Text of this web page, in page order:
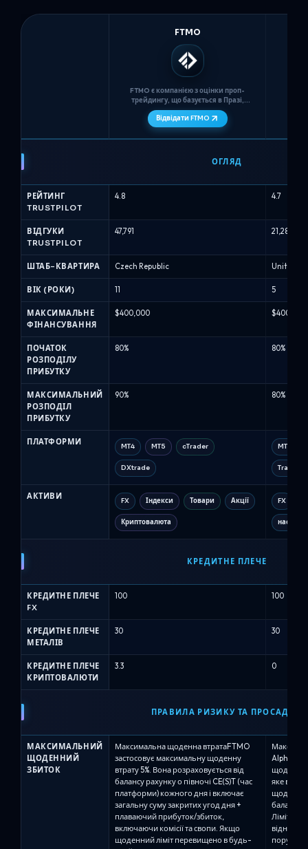
проти
Capital
проп-
фірм
(Серпень
FTMO
FTMO є компанією з оцінки проп-
трейдингу, що базується в Празі,
заснованою у 2015 році, яка
використовує двоступеневий виклик
(FTMO Challenge + Верифікація) з
необмеженим часом, суворими
щоденні втрати 5% та максимальні
втрати 10%, а також типи рахунків...
Відвідати FTMO
ОГЛЯД
РЕЙТИНГ
TRUSTPILOT
4.8 4.7
ВІДГУКИ
TRUSTPILOT
47,791 21,284
ШТАБ-КВАРТИРА Czech Republic United
ВІК (РОКИ) 11 5
МАКСИМАЛЬНЕ
ФІНАНСУВАННЯ
$400,000 $400,000
ПОЧАТОК
РОЗПОДІЛУ
ПРИБУТКУ
80% 80%
МАКСИМАЛЬНИЙ
РОЗПОДІЛ
ПРИБУТКУ
90% 80%
ПЛАТФОРМИ MT4 MT5 cTrader
DXtrade
MT5
АКТИВИ FX Індекси Товари Акції
Криптовалюта
FX
нафта
КРЕДИТНЕ ПЛЕЧЕ
КРЕДИТНЕ ПЛЕЧЕ
FX
100 100
КРЕДИТНЕ ПЛЕЧЕ
МЕТАЛІВ
30 30
КРЕДИТНЕ ПЛЕЧЕ
КРИПТОВАЛЮТИ
3.3 0
ПРАВИЛА РИЗИКУ ТА ПРОСАДКИ
МАКСИМАЛЬНИЙ
ЩОДЕННИЙ
ЗБИТОК
Максимальна щоденна втратаFTMO
застосовує максимальну щоденну
втрату 5%. Вона розраховується від
балансу рахунку о півночі CE(S)T (час
платформи) кожного дня і включає
загальну суму закритих угод дня +
плаваючий прибуток/збиток,
включаючи комісії та свопи. Якщо
щоденний ліміт перевищено в будь-
Alpha
яке
балансу
Ліміт
відносно